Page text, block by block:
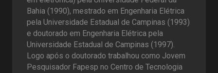
Bahia (1990), mestrado em Engenharia Elétrica
pela Universidade Estadual de Campinas (1993)
e doutorado em Engenharia Elétrica pela
Universidade Estadual de Campinas (1997).
Logo após o doutorado trabalhou como Jovem
Pesquisador Fapesp no Centro de Tecnologia